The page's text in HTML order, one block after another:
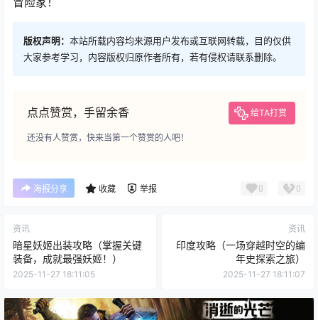
版权声明： 本站所载内容均来源用户发布或互联网转载，目的仅供
大家参考学习，内容版权归原作者所有，若有侵权请联系删除。
点点赞赏，手留余香 给TA打赏
还没有人赞赏，快来当第一个赞赏的人吧！
海报分享 收藏 举报 0 0
资讯
暗星妖姬出装攻略（掌握关键
装备，成就最强妖姬！）
2025-11-27 18:11:05
资讯
印度攻略（一场穿越时空的编
年史探索之旅）
2025-11-27 18:11:07